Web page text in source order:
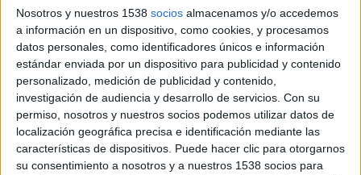
Nosotros y nuestros 1538 socios almacenamos y/o accedemos
a información en un dispositivo, como cookies, y procesamos
datos personales, como identificadores únicos e información
estándar enviada por un dispositivo para publicidad y contenido
personalizado, medición de publicidad y contenido,
investigación de audiencia y desarrollo de servicios. Con su
permiso, nosotros y nuestros socios podemos utilizar datos de
localización geográfica precisa e identificación mediante las
características de dispositivos. Puede hacer clic para otorgarnos
su consentimiento a nosotros y a nuestros 1538 socios para
amateurs i una notable aportació a la formació
teatral, especialment a l’escolaEl Galliner, de la
qual va ser directora durant vuit anys. Prats
també ha treballat en producció artística i
continua vinculada a la docència i a petites
produccions teatrals.
L’espectacleWoof, dePere Hosta, ha estat